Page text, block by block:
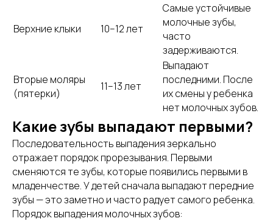
Верхние клыки 10–12 лет
Самые устойчивые
молочные зубы,
часто
задерживаются.
Вторые моляры
(пятерки)
11–13 лет
Выпадают
последними. После
их смены у ребенка
нет молочных зубов.
Какие зубы выпадают первыми?
Последовательность выпадения зеркально
отражает порядок прорезывания. Первыми
сменяются те зубы, которые появились первыми в
младенчестве. У детей сначала выпадают передние
зубы — это заметно и часто радует самого ребенка.
Порядок выпадения молочных зубов: